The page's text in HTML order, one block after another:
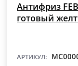
Антифриз
готовый
АРТИКУЛ: